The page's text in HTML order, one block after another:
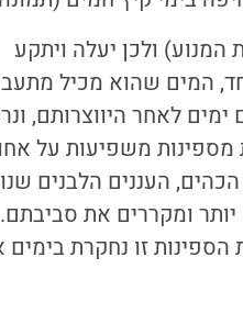
ולכן יעלה ויתקע
המים שהוא מכיל
לאחר היווצרותם,
מספינות משפיעות על
העננים הלבנים
ומקררים את
זו נחקרת בימים